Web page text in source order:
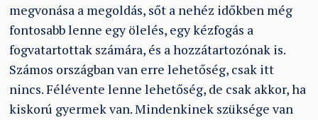
megvonása a megoldás, sőt a nehéz időkben még
fontosabb lenne egy ölelés, egy kézfogás a
fogvatartottak számára, és a hozzátartozónak is.
Számos országban van erre lehetőség, csak itt
nincs. Félévente lenne lehetőség, de csak akkor, ha
kiskorú gyermek van. Mindenkinek szüksége van